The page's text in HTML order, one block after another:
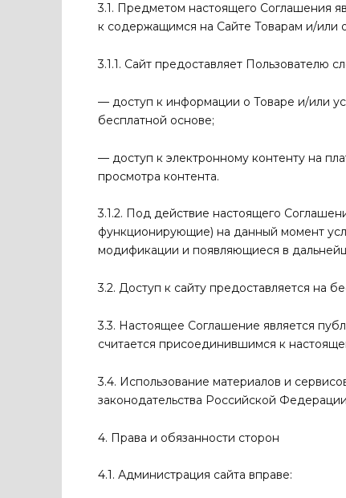
3.1. Предметом настоящего Соглашения
к содержащимся на Сайте Товарам и/или
3.1.1. Сайт предоставляет Пользователю
— доступ к информации о Товаре и/или
бесплатной основе;
— доступ к электронному контенту на
просмотра контента.
3.1.2. Под действие настоящего
функционирующие) на данный момент
модификации и появляющиеся в
3.2. Доступ к сайту предоставляется на
3.3. Настоящее Соглашение является
считается присоединившимся к
3.4. Использование материалов и
законодательства Российской
4. Права и обязанности сторон
4.1. Администрация сайта вправе: